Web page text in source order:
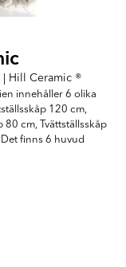
Hill Ceramic ®
innehåller 6 olika
120 cm,
80 cm, Tvättställsskåp
finns 6 huvud